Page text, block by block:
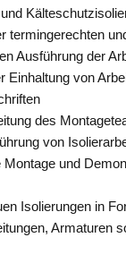
termingerechten
Ausführung der
Einhaltung von
des
von
Montage und
Isolierungen in
Armaturen